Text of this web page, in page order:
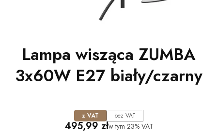
Lampa wisząca ZUMBA
3x60W E27 biały/czarny
z VAT bez VAT
Cena
495,99 złw tym 23% VAT